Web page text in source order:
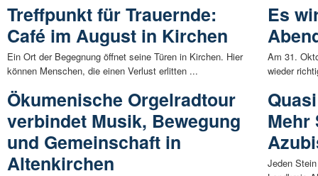
Treffpunkt für Trauernde:
Café im August in Kirchen
Ein Ort der Begegnung öffnet seine Türen in Kirchen. Hier
können Menschen, die einen Verlust erlitten ...
Ökumenische Orgelradtour
verbindet Musik, Bewegung
und Gemeinschaft in
Altenkirchen
Es
Am 31.
wieder
Mehr
Jeden